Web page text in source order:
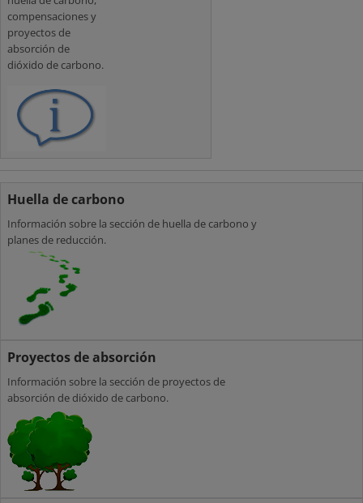
compensaciones y
proyectos de
absorción de
dióxido de carbono.
Huella de carbono
Información sobre la sección de huella de carbono y
planes de reducción.
Proyectos de absorción
Información sobre la sección de proyectos de
absorción de dióxido de carbono.